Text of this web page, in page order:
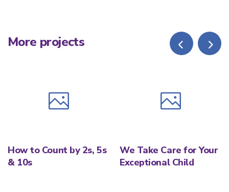
More projects
How to Count by 2s, 5s
& 10s
We Take Care for Your
Exceptional Child